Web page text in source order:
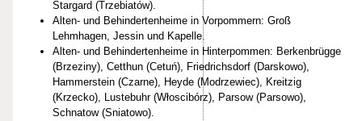
Stargard (Trzebiatów).
Alten- und Behindertenheime in Vorpommern: Groß
Lehmhagen, Jessin und Kapelle.
Alten- und Behindertenheime in Hinterpommen: Berkenbrügge
(Brzeziny), Cetthun (Cetuń), Friedrichsdorf (Darskowo),
Hammerstein (Czarne), Heyde (Modrzewiec), Kreitzig
(Krzecko), Lustebuhr (Włoscibórz), Parsow (Parsowo),
Schnatow (Sniatowo).